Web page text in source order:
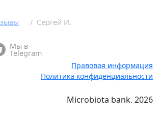
Сергей И.
Мы в
Telegram
Правовая информация
Политика конфиденциальности
Microbiota bank. 2026